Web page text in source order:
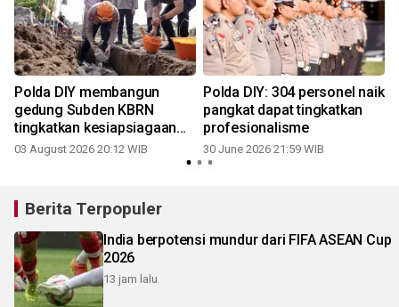
Polda DIY membangun
gedung Subden KBRN
tingkatkan kesiapsiagaan
Gegana
03 August 2026 20:12 WIB
Polda DIY: 304 personel naik
pangkat dapat tingkatkan
profesionalisme
30 June 2026 21:59 WIB
Berita Terpopuler
India berpotensi mundur dari FIFA ASEAN Cup
2026
13 jam lalu